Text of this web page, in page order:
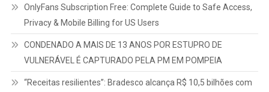
OnlyFans Subscription Free: Complete Guide to Safe Access,
Privacy & Mobile Billing for US Users
CONDENADO A MAIS DE 13 ANOS POR ESTUPRO DE
VULNERÁVEL É CAPTURADO PELA PM EM POMPEIA
“Receitas resilientes”: Bradesco alcança R$ 10,5 bilhões com